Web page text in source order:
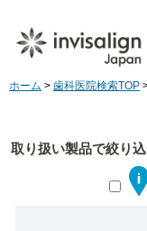
ホーム > 歯科医院検索TOP
取り扱い製品で絞り